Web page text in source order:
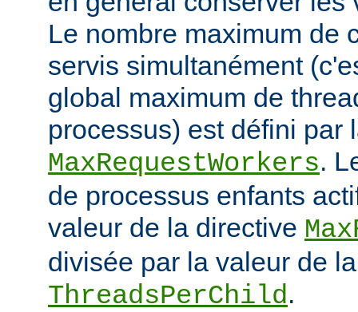
Le nombre maximum de
servis simultanément
global maximum de
processus) est défini par
MaxRequestWorkers.
de processus enfants
valeur de la directive
divisée par la valeur de
ThreadsPerChild.